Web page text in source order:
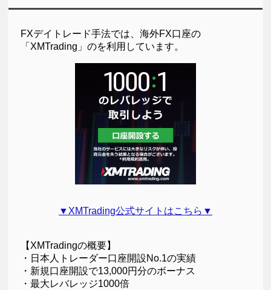
FXデイトレード手法では、海外FX口座の
「XMTrading」のを利用しています。
▼XMTrading公式サイトはこちら▼
【XMTradingの概要】
・日本人トレーダー口座開設No.1の実績
・新規口座開設で13,000円分のボーナス
・最大レバレッジ1000倍